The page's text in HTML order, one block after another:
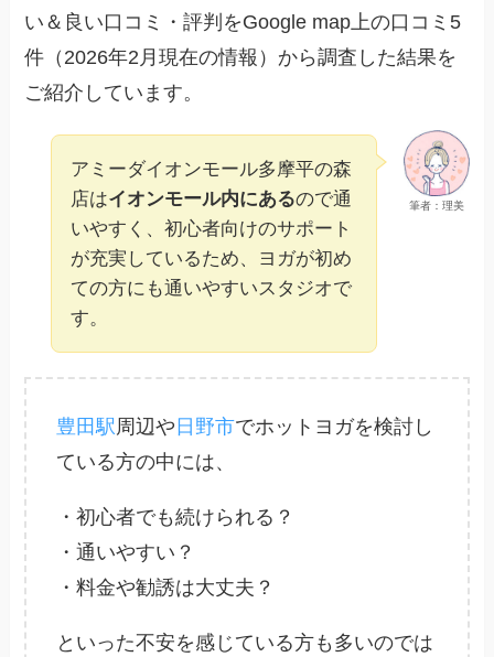
い＆良い口コミ・評判をGoogle map上の口コミ5
件（2026年2月現在の情報）から調査した結果を
ご紹介しています。
筆者：理美
アミーダイオンモール多摩平の森
店はイオンモール内にあるので通
いやすく、初心者向けのサポート
が充実しているため、ヨガが初め
ての方にも通いやすいスタジオで
す。
豊田駅周辺や 日野市でホットヨガを検討し
ている方の中には、
・初心者でも続けられる？
・通いやすい？
・料金や勧誘は大丈夫？
といった不安を感じている方も多いのでは